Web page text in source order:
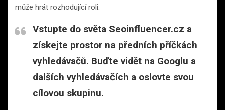
může hrát rozhodující roli.
Vstupte do světa Seoinfluencer.cz a
získejte prostor na předních příčkách
vyhledávačů. Buďte vidět na Googlu a
dalších vyhledávačích a oslovte svou
cílovou skupinu.